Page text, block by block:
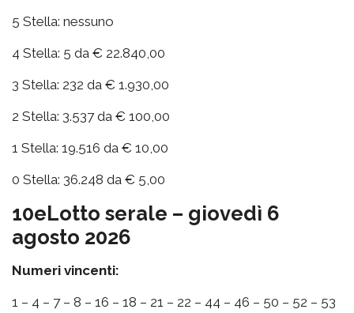
5 Stella: nessuno
4 Stella: 5 da € 22.840,00
3 Stella: 232 da € 1.930,00
2 Stella: 3.537 da € 100,00
1 Stella: 19.516 da € 10,00
0 Stella: 36.248 da € 5,00
10eLotto serale – giovedì 6
agosto 2026
Numeri vincenti:
1 – 4 – 7 – 8 – 16 – 18 – 21 – 22 – 44 – 46 – 50 – 52 – 53